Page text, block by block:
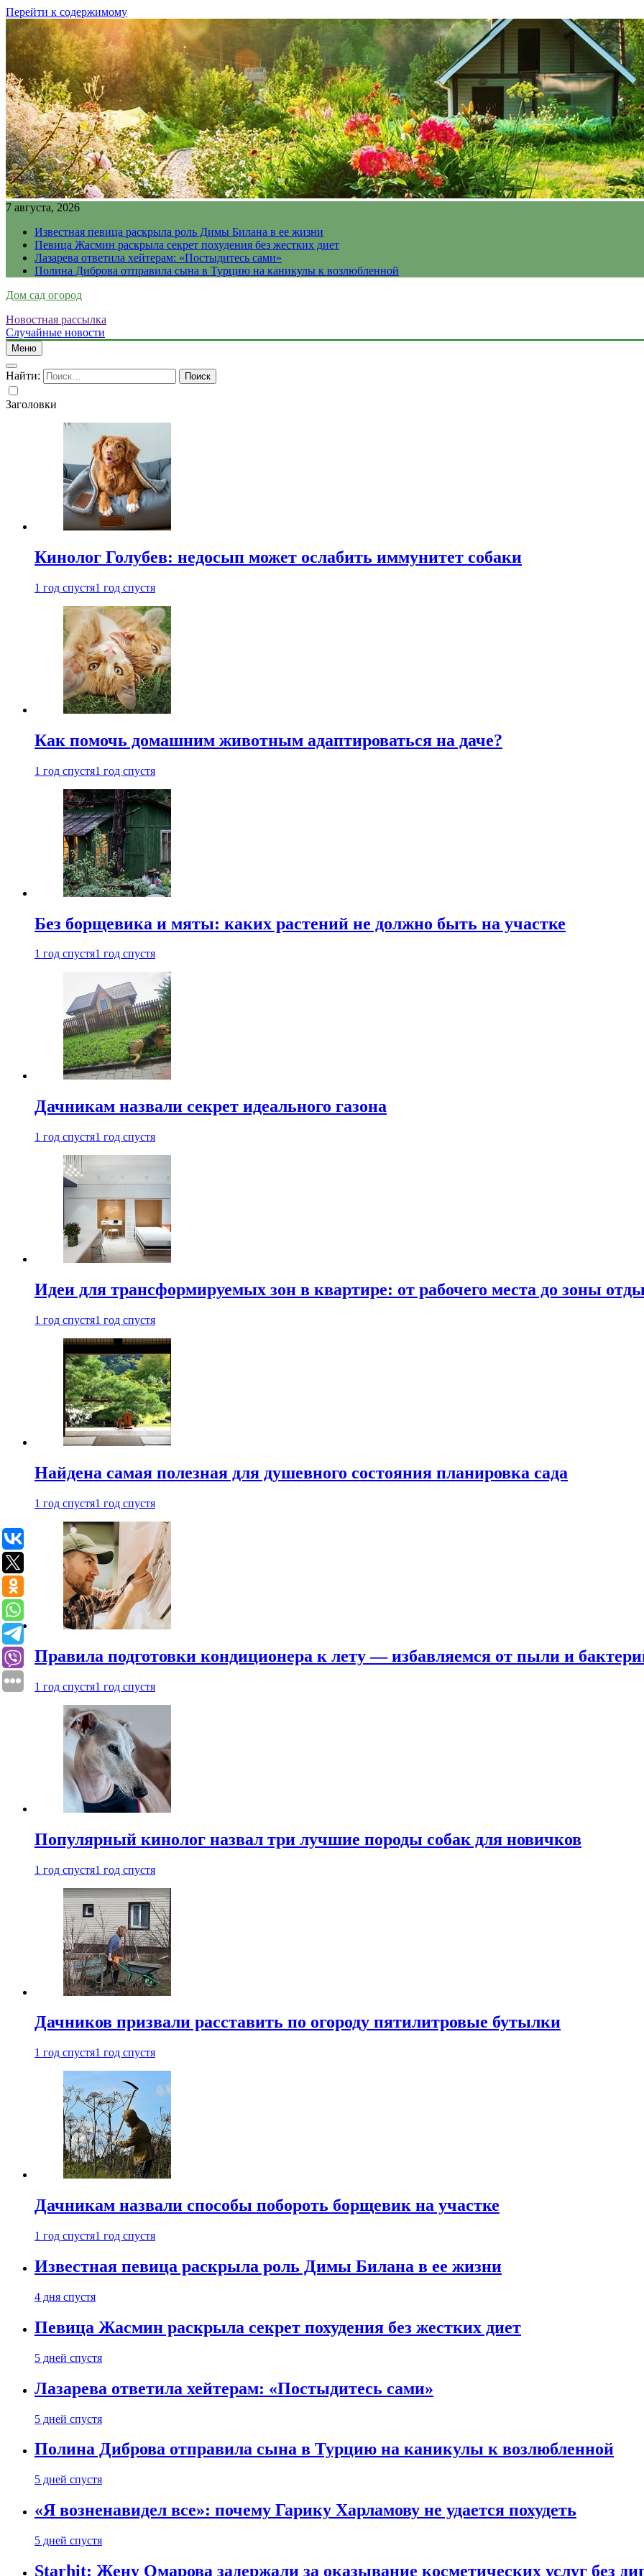
Перейти к содержимому
7 августа, 2026
Известная певица раскрыла роль Димы Билана в ее жизни
Певица Жасмин раскрыла секрет похудения без жестких диет
Лазарева ответила хейтерам: «Постыдитесь сами»
Полина Диброва отправила сына в Турцию на каникулы к возлюбленной
Дом сад огород
Новостная рассылка
Случайные новости
Меню
Найти:
Заголовки
Кинолог Голубев: недосып может ослабить иммунитет собаки
1 год спустя1 год спустя
Как помочь домашним животным адаптироваться на даче?
1 год спустя1 год спустя
Без борщевика и мяты: каких растений не должно быть на участке
1 год спустя1 год спустя
Дачникам назвали секрет идеального газона
1 год спустя1 год спустя
Идеи для трансформируемых зон в квартире: от рабочего места до зоны
1 год спустя1 год спустя
Найдена самая полезная для душевного состояния планировка сада
1 год спустя1 год спустя
Правила подготовки кондиционера к лету — избавляемся от пыли и
1 год спустя1 год спустя
Популярный кинолог назвал три лучшие породы собак для новичков
1 год спустя1 год спустя
Дачников призвали расставить по огороду пятилитровые бутылки
1 год спустя1 год спустя
Дачникам назвали способы побороть борщевик на участке
1 год спустя1 год спустя
Известная певица раскрыла роль Димы Билана в ее жизни
4 дня спустя
Певица Жасмин раскрыла секрет похудения без жестких диет
5 дней спустя
Лазарева ответила хейтерам: «Постыдитесь сами»
5 дней спустя
Полина Диброва отправила сына в Турцию на каникулы к возлюбленной
5 дней спустя
«Я возненавидел все»: почему Гарику Харламову не удается похудеть
5 дней спустя
Starhit: Жену Омарова задержали за оказывание косметических услуг без